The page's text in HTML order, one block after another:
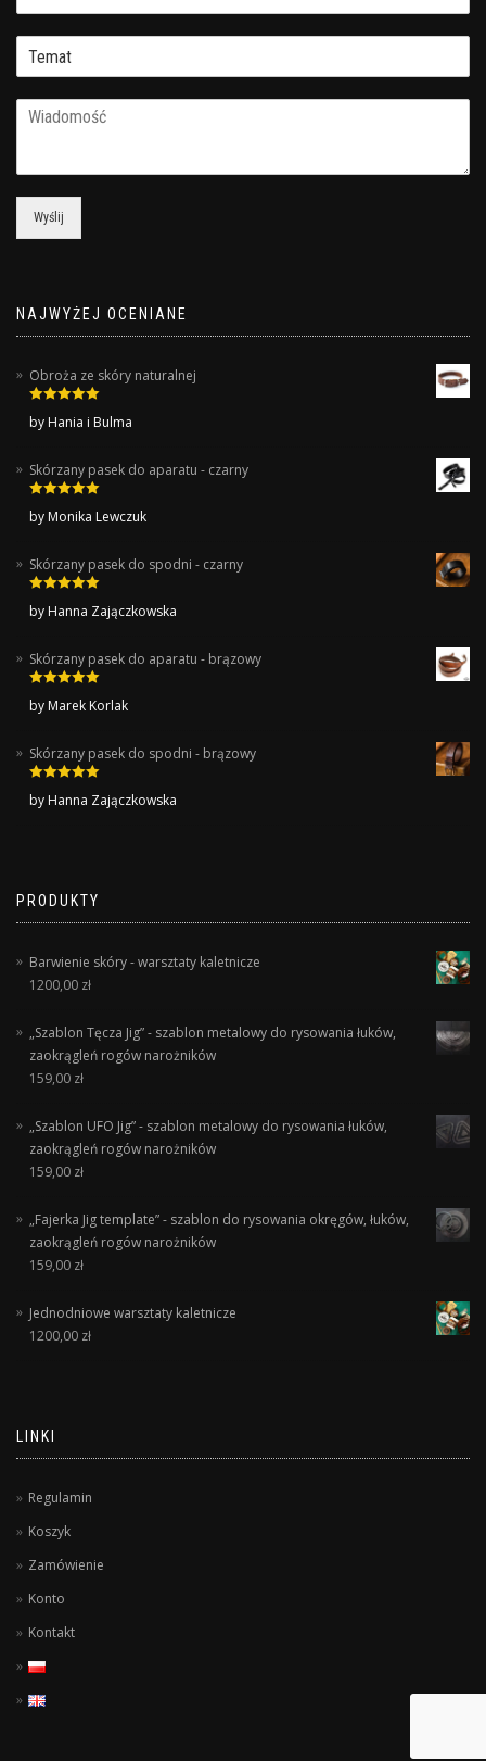
Wyślij
NAJWYŻEJ OCENIANE
Obroża ze skóry naturalnej
of 5
by Hania i Bulma
Skórzany pasek do aparatu - czarny
of 5
by Monika Lewczuk
Skórzany pasek do spodni - czarny
of 5
by Hanna Zajączkowska
Skórzany pasek do aparatu - brązowy
of 5
by Marek Korlak
Skórzany pasek do spodni - brązowy
of 5
by Hanna Zajączkowska
PRODUKTY
Barwienie skóry - warsztaty kaletnicze
1200,00 zł
„Szablon Tęcza Jig” - szablon metalowy do rysowania łuków,
zaokrągleń rogów narożników
159,00 zł
„Szablon UFO Jig” - szablon metalowy do rysowania łuków,
zaokrągleń rogów narożników
159,00 zł
„Fajerka Jig template” - szablon do rysowania okręgów, łuków,
zaokrągleń rogów narożników
159,00 zł
Jednodniowe warsztaty kaletnicze
1200,00 zł
LINKI
Regulamin
Koszyk
Zamówienie
Konto
Kontakt